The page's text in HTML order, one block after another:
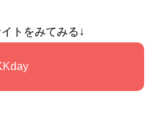
トをみてみる↓